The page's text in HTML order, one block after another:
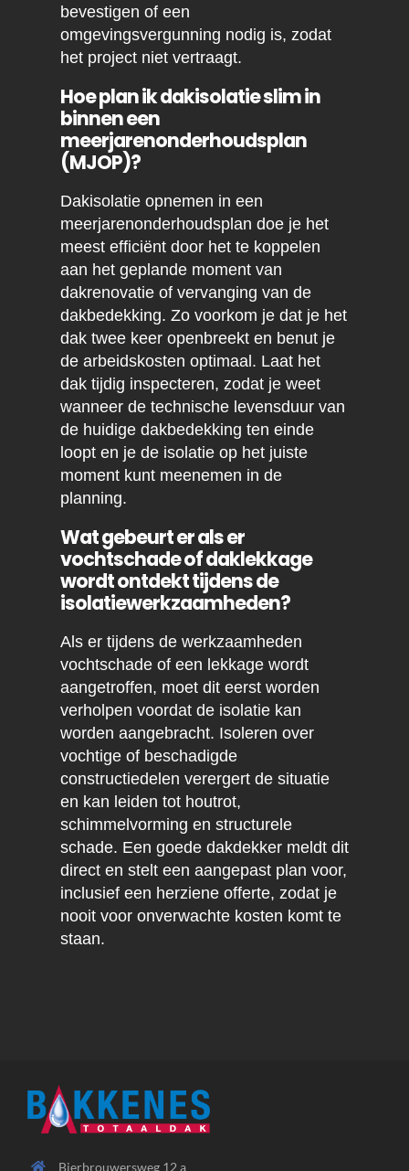
bevestigen of een
omgevingsvergunning nodig is, zodat
het project niet vertraagt.
Hoe plan ik dakisolatie slim in
binnen een
meerjarenonderhoudsplan
(MJOP)?
Dakisolatie opnemen in een
meerjarenonderhoudsplan doe je het
meest efficiënt door het te koppelen
aan het geplande moment van
dakrenovatie of vervanging van de
dakbedekking. Zo voorkom je dat je het
dak twee keer openbreekt en benut je
de arbeidskosten optimaal. Laat het
dak tijdig inspecteren, zodat je weet
wanneer de technische levensduur van
de huidige dakbedekking ten einde
loopt en je de isolatie op het juiste
moment kunt meenemen in de
planning.
Wat gebeurt er als er
vochtschade of daklekkage
wordt ontdekt tijdens de
isolatiewerkzaamheden?
Als er tijdens de werkzaamheden
vochtschade of een lekkage wordt
aangetroffen, moet dit eerst worden
verholpen voordat de isolatie kan
worden aangebracht. Isoleren over
vochtige of beschadigde
constructiedelen verergert de situatie
en kan leiden tot houtrot,
schimmelvorming en structurele
schade. Een goede dakdekker meldt dit
direct en stelt een aangepast plan voor,
inclusief een herziene offerte, zodat je
nooit voor onverwachte kosten komt te
staan.
Bierbrouwersweg 12 a